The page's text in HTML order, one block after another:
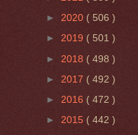
► 2020 ( 506 )
► 2019 ( 501 )
► 2018 ( 498 )
► 2017 ( 492 )
► 2016 ( 472 )
► 2015 ( 442 )